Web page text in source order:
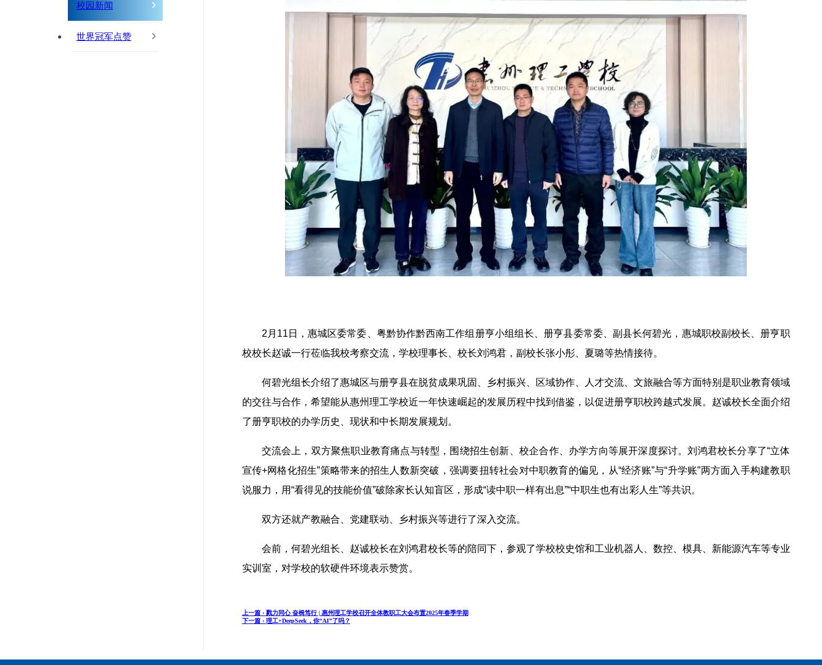
校园新闻
世界冠军点赞
2月11日，惠城区委常委、粤黔协作黔西南工作组册亨小组组长、册亨县委常委、副县长何碧光，惠城职校副校长、册亨职
校校长赵诚一行莅临我校考察交流，学校理事长、校长刘鸿君，副校长张小彤、夏璐等热情接待。
何碧光组长介绍了惠城区与册亨县在脱贫成果巩固、乡村振兴、区域协作、人才交流、文旅融合等方面特别是职业教育领域
的交往与合作，希望能从惠州理工学校近一年快速崛起的发展历程中找到借鉴，以促进册亨职校跨越式发展。赵诚校长全面介绍
了册亨职校的办学历史、现状和中长期发展规划。
交流会上，双方聚焦职业教育痛点与转型，围绕招生创新、校企合作、办学方向等展开深度探讨。刘鸿君校长分享了“立体
宣传+网格化招生”策略带来的招生人数新突破，强调要扭转社会对中职教育的偏见，从“经济账”与“升学账”两方面入手构建教职
说服力，用“看得见的技能价值”破除家长认知盲区，形成“读中职一样有出息”“中职生也有出彩人生”等共识。
双方还就产教融合、党建联动、乡村振兴等进行了深入交流。
会前，何碧光组长、赵诚校长在刘鸿君校长等的陪同下，参观了学校校史馆和工业机器人、数控、模具、新能源汽车等专业
实训室，对学校的软硬件环境表示赞赏。
上一篇 · 戮力同心 奋楫笃行 | 惠州理工学校召开全体教职工大会布置2025年春季学期
下一篇 · 理工+DeepSeek，你“AI”了吗？